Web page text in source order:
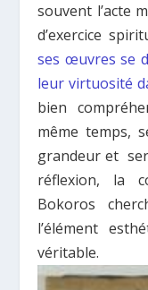
souvent l’acte
d’exercice
ses œuvres se
leur virtuosité
bien
même temps,
grandeur et
réflexion, la
Bokoros
l’élément
véritable.